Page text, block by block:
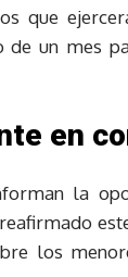
que
de un mes
en
la
los